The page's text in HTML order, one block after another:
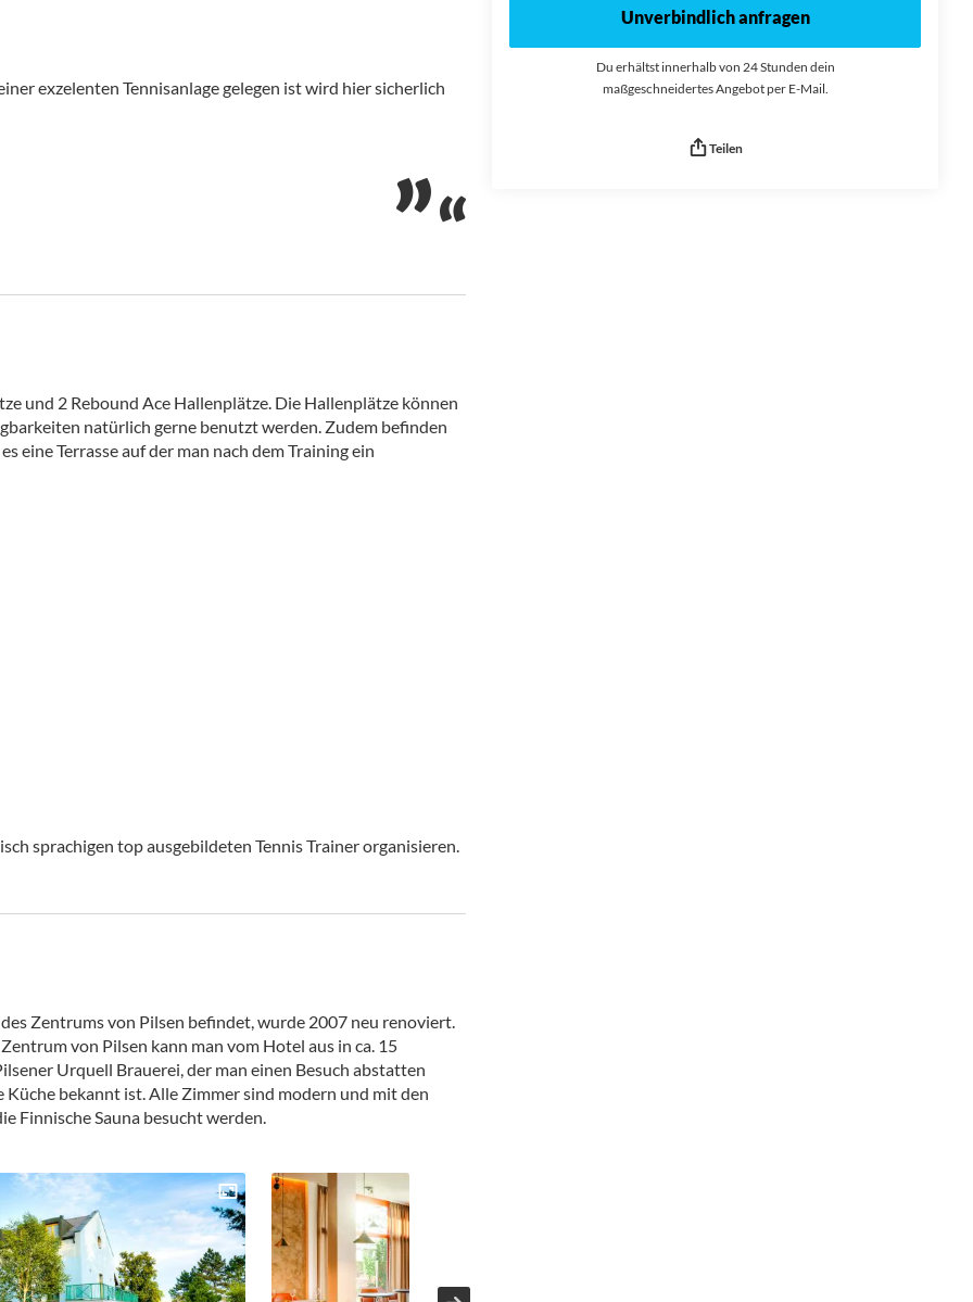
exzelenten Tennisanlage gelegen ist wird hier sicherlich
und 2 Rebound Ace Hallenplätze. Die Hallenplätze können
natürlich gerne benutzt werden. Zudem befinden
eine Terrasse auf der man nach dem Training ein
sprachigen top ausgebildeten Tennis Trainer organisieren.
Zentrums von Pilsen befindet, wurde 2007 neu renoviert.
von Pilsen kann man vom Hotel aus in ca. 15
Urquell Brauerei, der man einen Besuch abstatten
bekannt ist. Alle Zimmer sind modern und mit den
Finnische Sauna besucht werden.
Unverbindlich anfragen
Du erhältst innerhalb von 24 Stunden dein
maßgeschneidertes Angebot per E-Mail.
Teilen